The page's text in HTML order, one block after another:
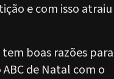
e com isso atraiu
boas razões para
de Natal com o